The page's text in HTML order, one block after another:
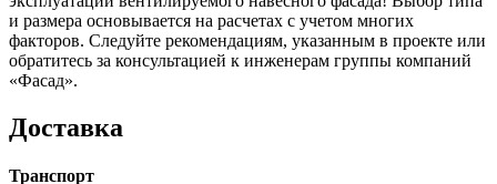
и размера основывается на расчетах с учетом многих
факторов. Следуйте рекомендациям, указанным в проекте или
обратитесь за консультацией к инженерам группы компаний
«Фасад».
Доставка
Транспорт